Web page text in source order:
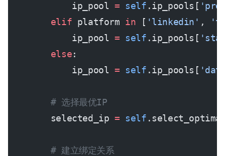
            ip_pool
= self .ip_pools[
        elif
platform in [ 'linkedin' ,
            ip_pool
= self .ip_pools[
        else
:
            ip_pool
= self .ip_pools[
        # 选择最优IP
        selected_ip
= self
        # 建立绑定关系